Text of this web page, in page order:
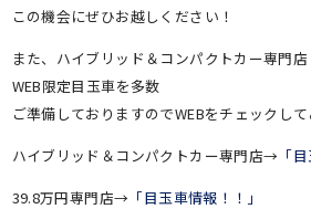
この機会にぜひお越しください！
また、ハイブリッド＆コンパクトカー専門
WEB限定目玉車を多数
ご準備しておりますのでWEBをチェックし
ハイブリッド＆コンパクトカー専門店→ 「
39.8万円専門店→ 「目玉車情報！！」